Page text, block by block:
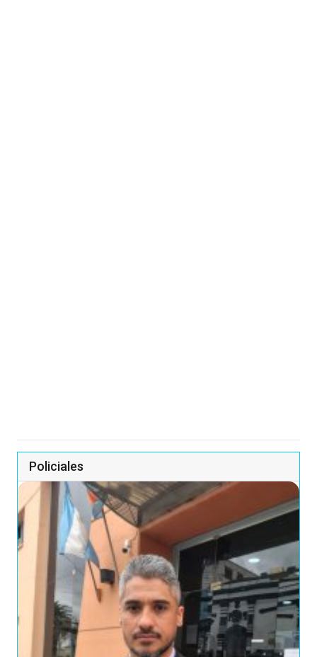
Policiales